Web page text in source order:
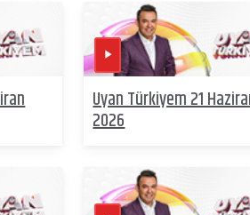
Uyan Türkiyem 21
2026